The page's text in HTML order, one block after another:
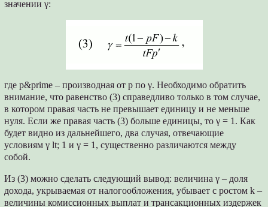
значении γ:
где p&prime – производная от p по γ. Необходимо обратить
внимание, что равенство (3) справедливо только в том случае,
в котором правая часть не превышает единицу и не меньше
нуля. Если же правая часть (3) больше единицы, то γ = 1. Как
будет видно из дальнейшего, два случая, отвечающие
условиям γ lt; 1 и γ = 1, существенно различаются между
собой.
Из (3) можно сделать следующий вывод: величина γ – доля
дохода, укрываемая от налогообложения, убывает с ростом k –
величины комиссионных выплат и трансакционных издержек